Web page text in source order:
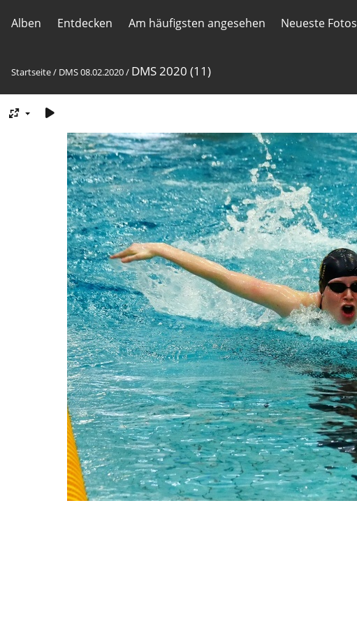
Alben Entdecken Am häufigsten angesehen Neueste Fotos
Startseite/ DMS 08.02.2020/ DMS 2020 (11)